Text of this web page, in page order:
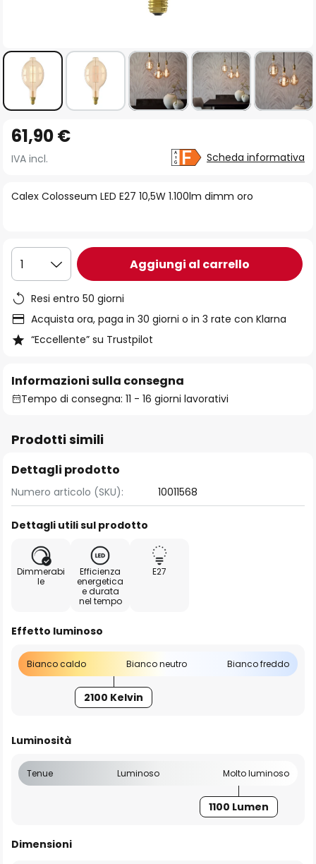
all'inizio
della
Calex Colosseum LED E27 10,5W 1.100lm dimm oro
61,90 €
IVA incl. Scheda informativa
1 Aggiungi al carrello
Resi entro 50 giorni
Acquista ora, paga in 30 giorni o in 3 rate con Klarna
“Eccellente” su Trustpilot
Informazioni sulla consegna
Tempo di consegna: 11 - 16 giorni lavorativi
Prodotti simili
Dettagli prodotto
Numero articolo (SKU): 10011568
Dettagli utili sul prodotto
Dimmerabi
le
Efficienza
energetica
e durata
nel tempo
E27
Effetto luminoso
Bianco caldo Bianco neutro Bianco freddo
2100 Kelvin
Luminosità
Tenue Luminoso Molto luminoso
1100 Lumen
Dimensioni